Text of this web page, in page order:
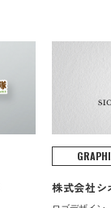
株式会社シ